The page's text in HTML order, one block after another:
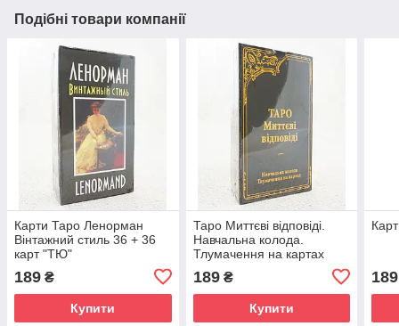
Подібні товари компанії
Карти Таро Ленорман
Вінтажний стиль 36 + 36
карт "ТЮ"
189 ₴
Купити
Таро Миттєві відповіді.
Навчальна колода.
Тлумачення на картах
189₴
Купити
189